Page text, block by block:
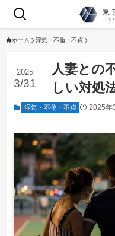
ホーム 浮気・不倫・不貞
人妻との
しい対処
2025
3/31
浮気・不倫・不貞 2025年